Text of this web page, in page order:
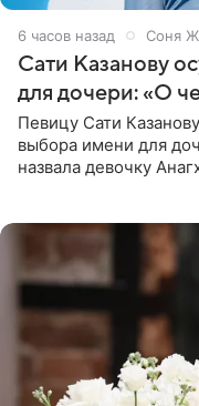
6 часов назад Соня
Сати Казанову
для дочери: «О
Певицу Сати
выбора имени для
назвала девочку